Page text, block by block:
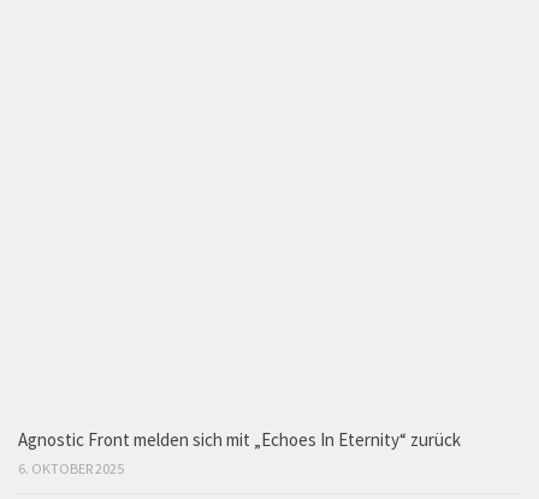
Agnostic Front melden sich mit „Echoes In Eternity“ zurück
6. OKTOBER 2025